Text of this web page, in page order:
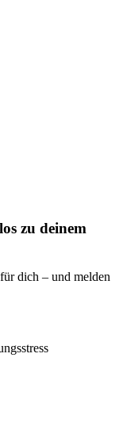
zu deinem
dich – und melden